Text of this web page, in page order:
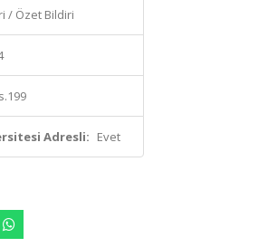
/ Özet Bildiri
Adresli: Evet